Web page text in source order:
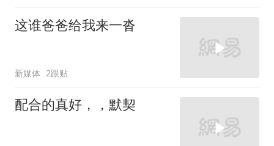
这谁爸爸给我来一沓
新媒体 2跟贴
配合的真好，，默契